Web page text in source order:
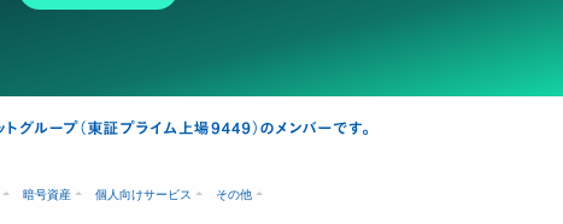
暗号資産 個人向けサービス その他